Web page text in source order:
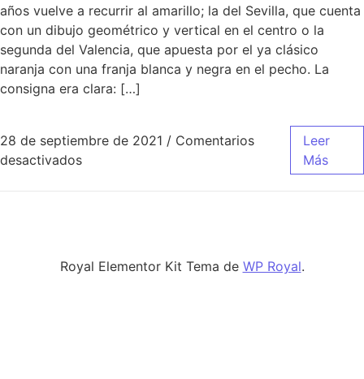
años vuelve a recurrir al amarillo; la del Sevilla, que cuenta
con un dibujo geométrico y vertical en el centro o la
segunda del Valencia, que apuesta por el ya clásico
naranja con una franja blanca y negra en el pecho. La
consigna era clara: […]
28 de septiembre de 2021 / Comentarios
desactivadosen camiseta rosa del real madrid para niña
Leer
Más
Royal Elementor Kit Tema de WP Royal.